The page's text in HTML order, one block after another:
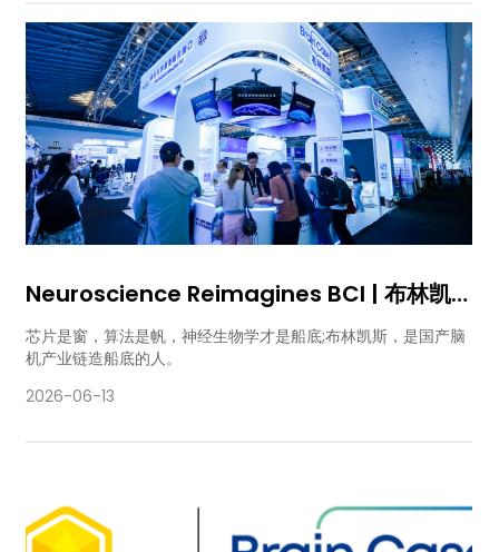
Neuroscience Reimagines BCI | 布林凯
斯上交会参展回顾
芯片是窗，算法是帆，神经生物学才是船底;布林凯斯，是国产脑
机产业链造船底的人。
2026-06-13